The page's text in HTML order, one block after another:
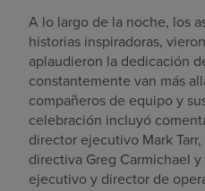
A lo largo de la noche, los
historias inspiradoras,
aplaudieron la dedicación
constantemente van más
compañeros de equipo y
celebración incluyó
director ejecutivo Mark
directiva Greg Carmichael
ejecutivo y director de